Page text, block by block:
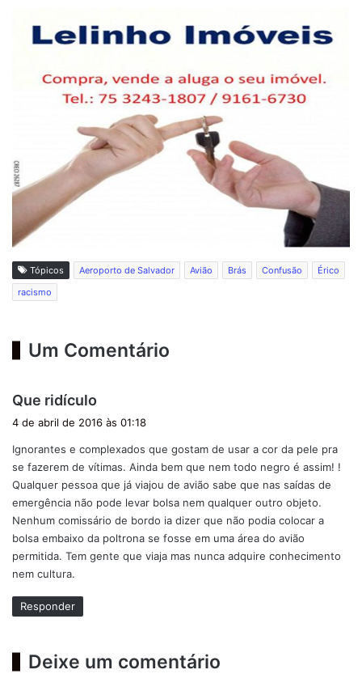
Tópicos Aeroporto de Salvador Avião Brás Confusão
Érico
racismo
Um Comentário
Que ridículo
s
e
:
4 de abril de 2016 às 01:18
Ignorantes e complexados que gostam de usar a cor da pele pra
se fazerem de vítimas. Ainda bem que nem todo negro é assim! !
Qualquer pessoa que já viajou de avião sabe que nas saídas de
emergência não pode levar bolsa nem qualquer outro objeto.
Nenhum comissário de bordo ia dizer que não podia colocar a
bolsa embaixo da poltrona se fosse em uma área do avião
permitida. Tem gente que viaja mas nunca adquire conhecimento
nem cultura.
Responder
Deixe um comentário